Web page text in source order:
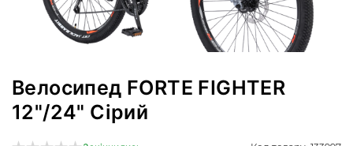
Велосипед FORTE FIGHTER
12"/24" Сірий